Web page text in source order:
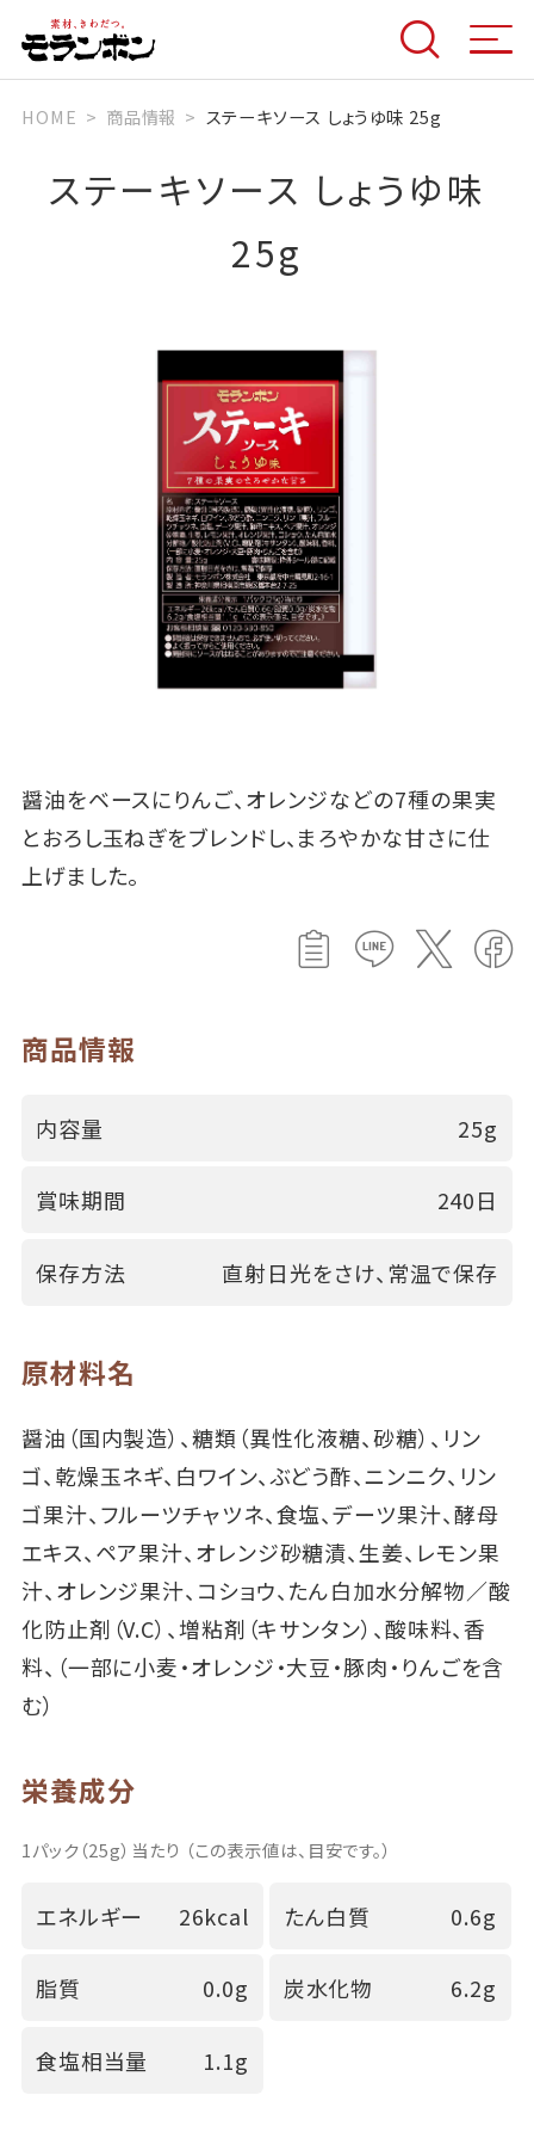
HOME 商品情報 ステーキソース しょうゆ味 25g
ステーキソース しょうゆ味
25g
醤油をベースにりんご、オレンジなどの7種の果実
とおろし玉ねぎをブレンドし、まろやかな甘さに仕
上げました。
商品情報
内容量 25g
賞味期間 240日
保存方法 直射日光をさけ、常温で保存
原材料名
醤油（国内製造）、糖類（異性化液糖、砂糖）、リン
ゴ、乾燥玉ネギ、白ワイン、ぶどう酢、ニンニク、リン
ゴ果汁、フルーツチャツネ、食塩、デーツ果汁、酵母
エキス、ペア果汁、オレンジ砂糖漬、生姜、レモン果
汁、オレンジ果汁、コショウ、たん白加水分解物／酸
化防止剤（V.C）、増粘剤（キサンタン）、酸味料、香
料、（一部に小麦・オレンジ・大豆・豚肉・りんごを含
む）
栄養成分
1パック（25g）当たり （この表示値は、目安です。）
エネルギー 26kcal たん白質 0.6g
脂質 0.0g 炭水化物 6.2g
食塩相当量 1.1g